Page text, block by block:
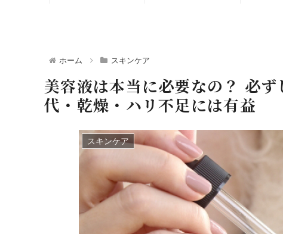
化粧水比較表
スキンケア
ヘアケア
発酵モリンガ
フルボ酸 太古の泉
品
モリンガサプリメント
スキン＆ボディケア
モリンガヘアケア
モリンガ全商品
モリンガ特集
初めての方におススメ
スキンケアお悩み解決
ヘアケアお悩み解決
オリジナル化粧水比較
お手入れ手順で選ぶ
季節のおススメ
訳
ホーム スキンケア
美容液は本当に必要なの？ 必
代・乾燥・ハリ不足には有益
スキンケア